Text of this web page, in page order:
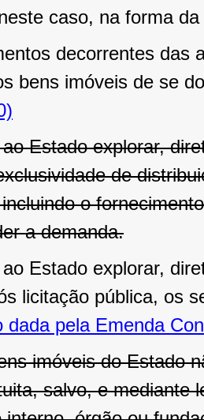
caso, na forma
decorrentes das
bens imóveis de se
Estado explorar,
de
o
a demanda.
Estado explorar,
licitação pública, os
dada pela Emenda
imóveis do Estado
salvo, e mediante